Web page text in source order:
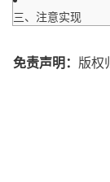
三、注意实现
免责声明： 版权